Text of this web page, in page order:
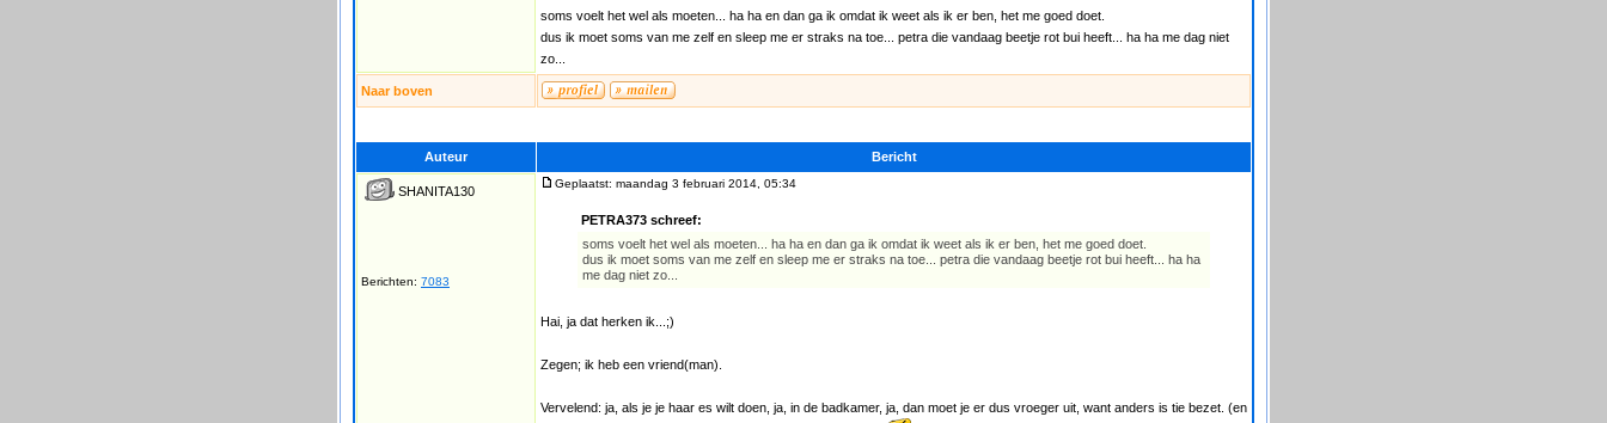
soms voelt het wel als moeten... ha ha en dan ga ik omdat ik weet als ik er ben, het me goed doet.
dus ik moet soms van me zelf en sleep me er straks na toe... petra die vandaag beetje rot bui heeft... ha ha me dag niet
zo...
Naar boven
Auteur Bericht
SHANITA130
Berichten: 7083
Geplaatst: maandag 3 februari 2014, 05:34
PETRA373 schreef:
soms voelt het wel als moeten... ha ha en dan ga ik omdat ik weet als ik er ben, het me goed doet.
dus ik moet soms van me zelf en sleep me er straks na toe... petra die vandaag beetje rot bui heeft... ha ha
me dag niet zo...
Hai, ja dat herken ik...;)
Zegen; ik heb een vriend(man).
Vervelend: ja, als je je haar es wilt doen, ja, in de badkamer, ja, dan moet je er dus vroeger uit, want anders is tie bezet. (en